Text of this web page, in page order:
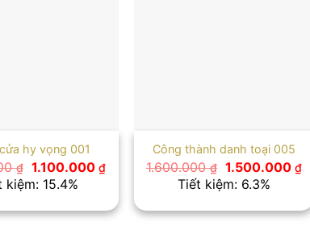
hy vọng 001
₫
Giá
gốc
là:
1.100.000 ₫Giá
hiện
là:
1.100.000 ₫.
kiệm: 15.4%
Công thành danh toại 005
1.600.000₫ Giá
gốc
là:
1.500.000 ₫
Tiết kiệm: 6.3%